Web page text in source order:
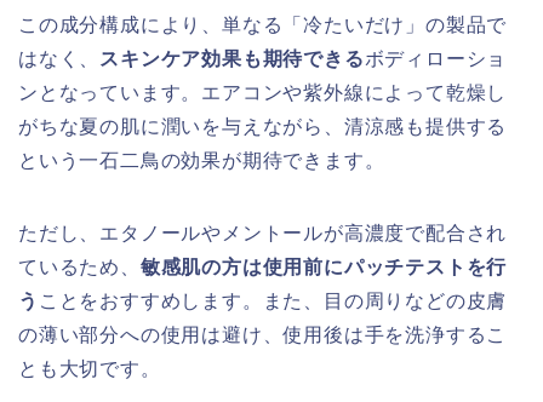
この成分構成により、単なる「冷たいだけ」の製品で
はなく、
スキンケア効果も期待できるボディローショ
ンとなっています。エアコンや紫外線によって乾燥し
がちな夏の肌に潤いを与えながら、清涼感も提供する
という一石二鳥の効果が期待できます。
ただし、エタノールやメントールが高濃度で配合され
ているため、 敏感肌の方は使用前にパッチテストを行
う ことをおすすめします。また、目の周りなどの皮膚
の薄い部分への使用は避け、使用後は手を洗浄するこ
とも大切です。